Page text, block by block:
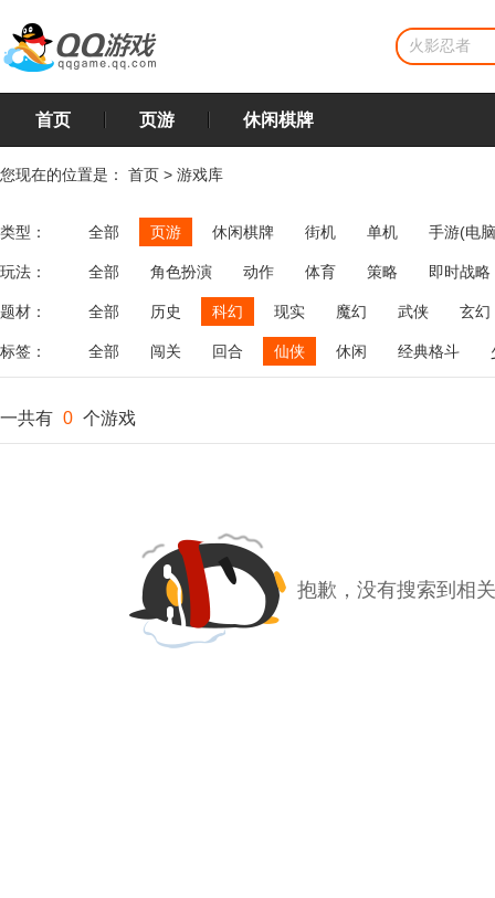
首页 页游 休闲棋牌
您现在的位置是： 首页 > 游戏库
类型： 全部 页游 休闲棋牌 街机 单机 手游(电
玩法： 全部 角色扮演 动作 体育 策略
即时战略
飞行
恋爱 第三人称射击 棋类 牌类 麻将
题材： 全部 历史 科幻 现实 魔幻 武侠 玄幻
标签： 全部 闯关 回合 仙侠 休闲 经典格斗
一共有 0 个游戏
抱歉，没有搜索到相